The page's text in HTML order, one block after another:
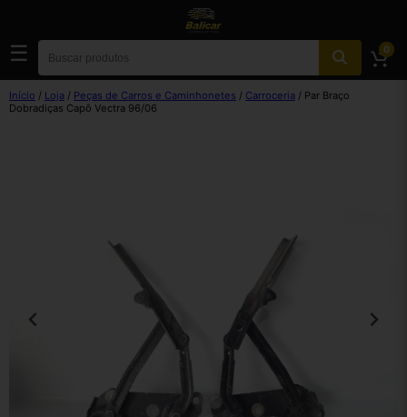
☰ 0
Início / Loja / Peças de Carros e Caminhonetes / Carroceria / Par Braço
Dobradiças Capô Vectra 96/06